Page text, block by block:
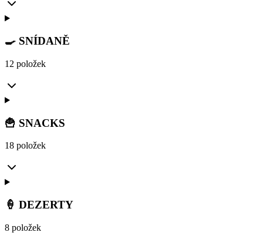
🍳 SNÍDANĚ
12 položek
🍟 SNACKS
18 položek
🍦 DEZERTY
8 položek